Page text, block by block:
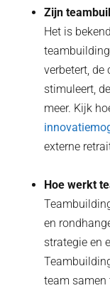
Zijn
Het is
verbetert, de
stimuleert,
meer. Kijk
externe
Hoe werkt
en
strategie en
team samen